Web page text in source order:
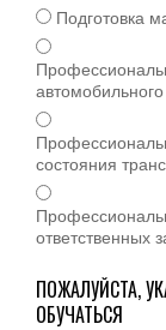
Подготовка
состояния
ответственных
ПОЖАЛУЙСТА,
ОБУЧАТЬСЯ